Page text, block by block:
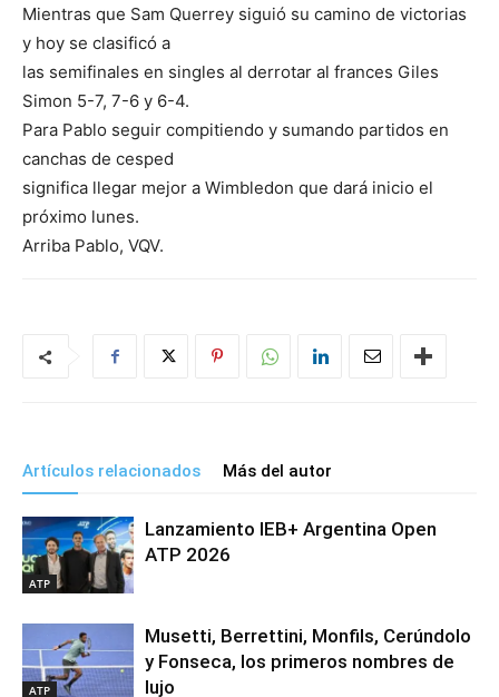
Mientras que Sam Querrey siguió su camino de victorias
y hoy se clasificó a
las semifinales en singles al derrotar al frances Giles
Simon 5-7, 7-6 y 6-4.
Para Pablo seguir compitiendo y sumando partidos en
canchas de cesped
significa llegar mejor a Wimbledon que dará inicio el
próximo lunes.
Arriba Pablo, VQV.
Artículos relacionados Más del autor
ATP
Lanzamiento IEB+ Argentina Open
ATP 2026
ATP
Musetti, Berrettini, Monfils, Cerúndolo
y Fonseca, los primeros nombres de
lujo